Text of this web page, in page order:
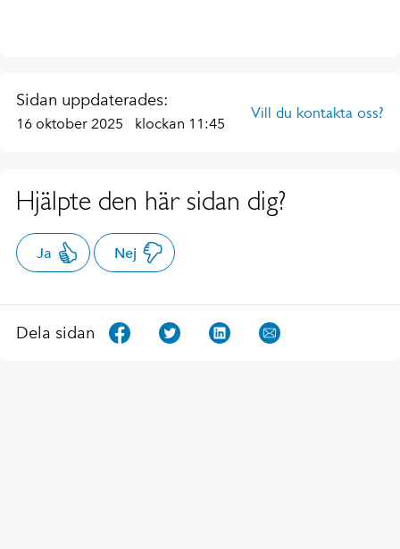
Sidan uppdaterades:
16 oktober 2025 klockan 11:45
Vill du kontakta oss?
Hjälpte den här sidan dig?
Ja Nej
Dela sidan